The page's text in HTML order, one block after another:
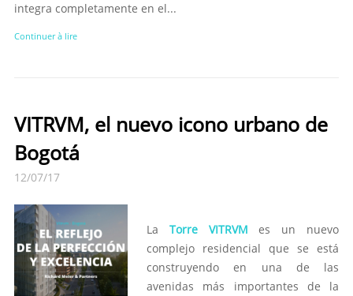
integra completamente en el...
Continuer à lire
VITRVM, el nuevo icono urbano de
Bogotá
12/07/17
La Torre VITRVM es un nuevo
complejo residencial que se está
construyendo en una de las
avenidas más importantes de la